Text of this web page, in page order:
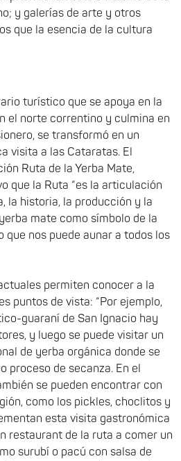
y galerías de arte y otros
que la esencia de la cultura
turístico que se apoya en la
el norte correntino y culmina en
se transformó en un
visita a las Cataratas. El
Ruta de la Yerba Mate,
que la Ruta “es la articulación
la historia, la producción y la
mate como símbolo de la
que nos puede aunar a todos los
permiten conocer a la
puntos de vista: “Por ejemplo,
guaraní de San Ignacio hay
y luego se puede visitar un
de yerba orgánica donde se
proceso de secanza. En el
se pueden encontrar con
como los pickles, choclitos y
esta visita gastronómica
restaurant de la ruta a comer un
surubí o pacú con salsa de